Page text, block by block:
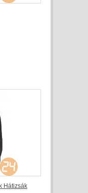
Hátizsák